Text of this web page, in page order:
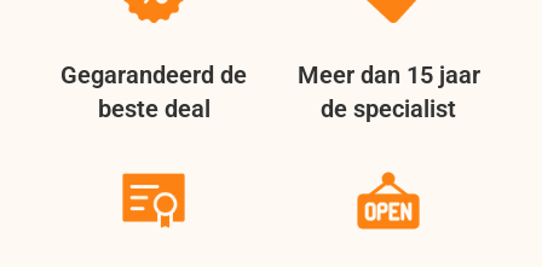
Gegarandeerd de
beste deal
Meer dan 15 jaar
de specialist